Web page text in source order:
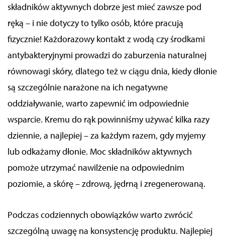
składników aktywnych dobrze jest mieć zawsze pod
ręką – i nie dotyczy to tylkoosób, które pracują
fizycznie! Każdorazowy kontakt z wodą czy środkami
antybakteryjnymi prowadzi do zaburzenia naturalnej
równowagi skóry, dlatego też w ciągu dnia, kiedy dłonie
są szczególnie narażone na ich negatywne
oddziaływanie, warto zapewnić im odpowiednie
wsparcie. Kremu do rąk powinniśmy używać kilka razy
dziennie, a najlepiej – za każdym razem, gdy myjemy
lub odkażamy dłonie. Moc składników aktywnych
pomoże utrzymać nawilżenie na odpowiednim
poziomie, a skórę – zdrową, jędrną i zregenerowaną.
Podczas codziennych obowiązków warto zwrócić
szczególną uwagę na konsystencję produktu. Najlepiej